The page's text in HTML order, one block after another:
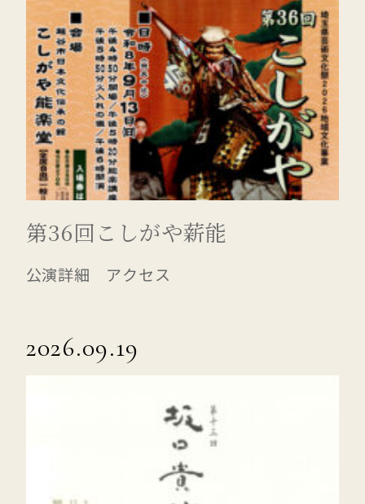
第36回こしがや薪能
公演詳細 アクセス
2026.09.19